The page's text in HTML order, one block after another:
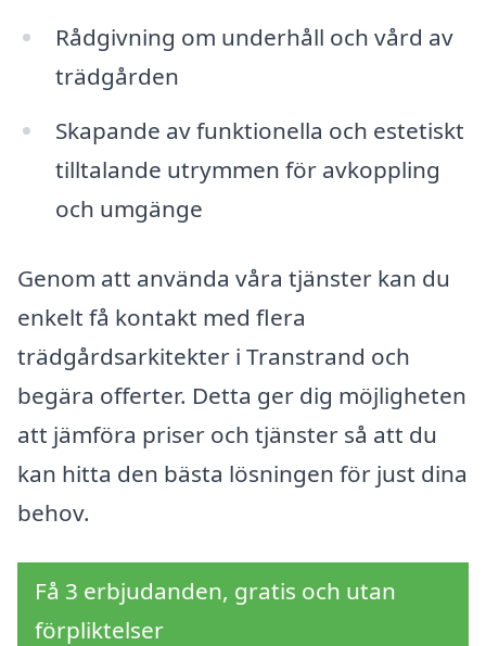
Rådgivning om underhåll och vård av
trädgården
Skapande av funktionella och estetiskt
tilltalande utrymmen för avkoppling
och umgänge
Genom att använda våra tjänster kan du
enkelt få kontakt med flera
trädgårdsarkitekter i Transtrand och
begära offerter. Detta ger dig möjligheten
att jämföra priser och tjänster så att du
kan hitta den bästa lösningen för just dina
behov.
Få 3 erbjudanden, gratis och utan
förpliktelser